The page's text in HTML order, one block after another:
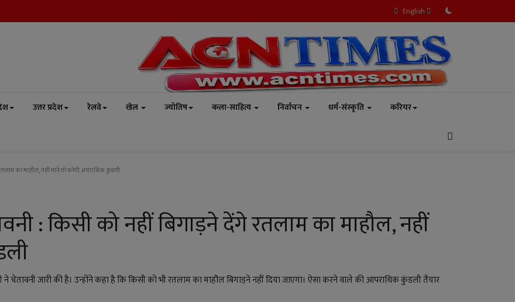
English
उत्तर प्रदेश रेलवे खेल ज्योतिष कला-साहित्य निर्वाचन धर्म-संस्कृति करियर
का माहौल, नहीं माने तो बनेगी अपराधिक कुंडली
: किसी को नहीं बिगाड़ने देंगे रतलाम का माहौल, नहीं
जारी की है। उन्होंने कहा है कि किसी को भी रतलाम का माहौल बिगाड़ने नहीं दिया जाएगा। ऐसा करने वाले की आपराधिक कुंडली तैयार